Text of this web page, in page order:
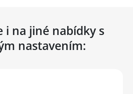
i na jiné nabídky s
nastavením: